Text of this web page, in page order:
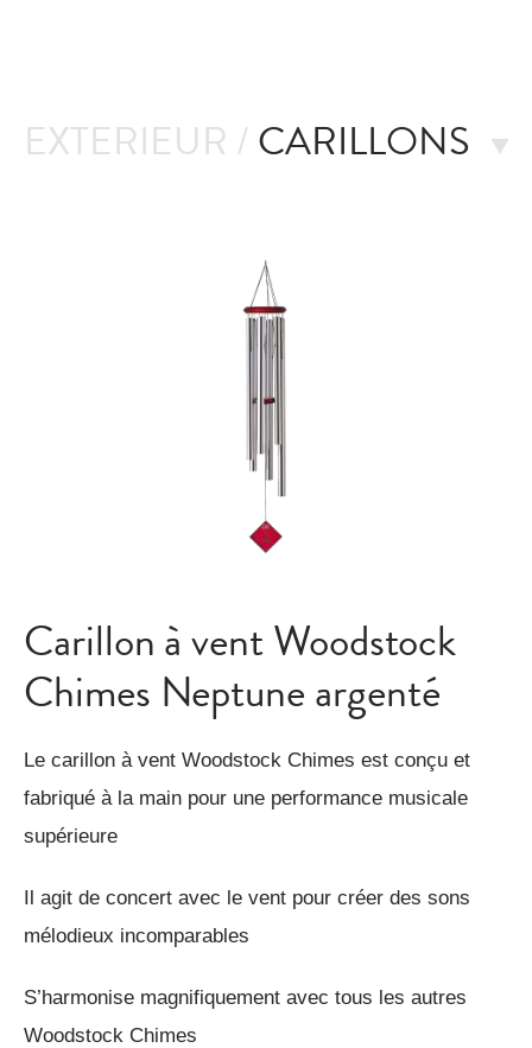
EXTERIEUR / CARILLONS
Carillon à vent Woodstock
Chimes Neptune argenté
Le carillon à vent Woodstock Chimes est conçu et
fabriqué à la main pour une performance musicale
supérieure
Il agit de concert avec le vent pour créer des sons
mélodieux incomparables
S’harmonise magnifiquement avec tous les autres
Woodstock Chimes